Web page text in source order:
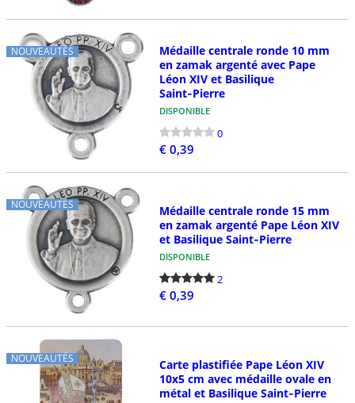
NOUVEAUTÉS
Médaille centrale ronde 10 mm
en zamak argenté avec Pape
Léon XIV et Basilique
Saint‑Pierre
DISPONIBLE
0
€ 0,39
NOUVEAUTÉS
Médaille centrale ronde 15 mm
en zamak argenté Pape Léon XIV
et Basilique Saint‑Pierre
DISPONIBLE
2
€ 0,39
NOUVEAUTÉS
Carte plastifiée Pape Léon XIV
10x5 cm avec médaille ovale en
métal et Basilique Saint‑Pierre